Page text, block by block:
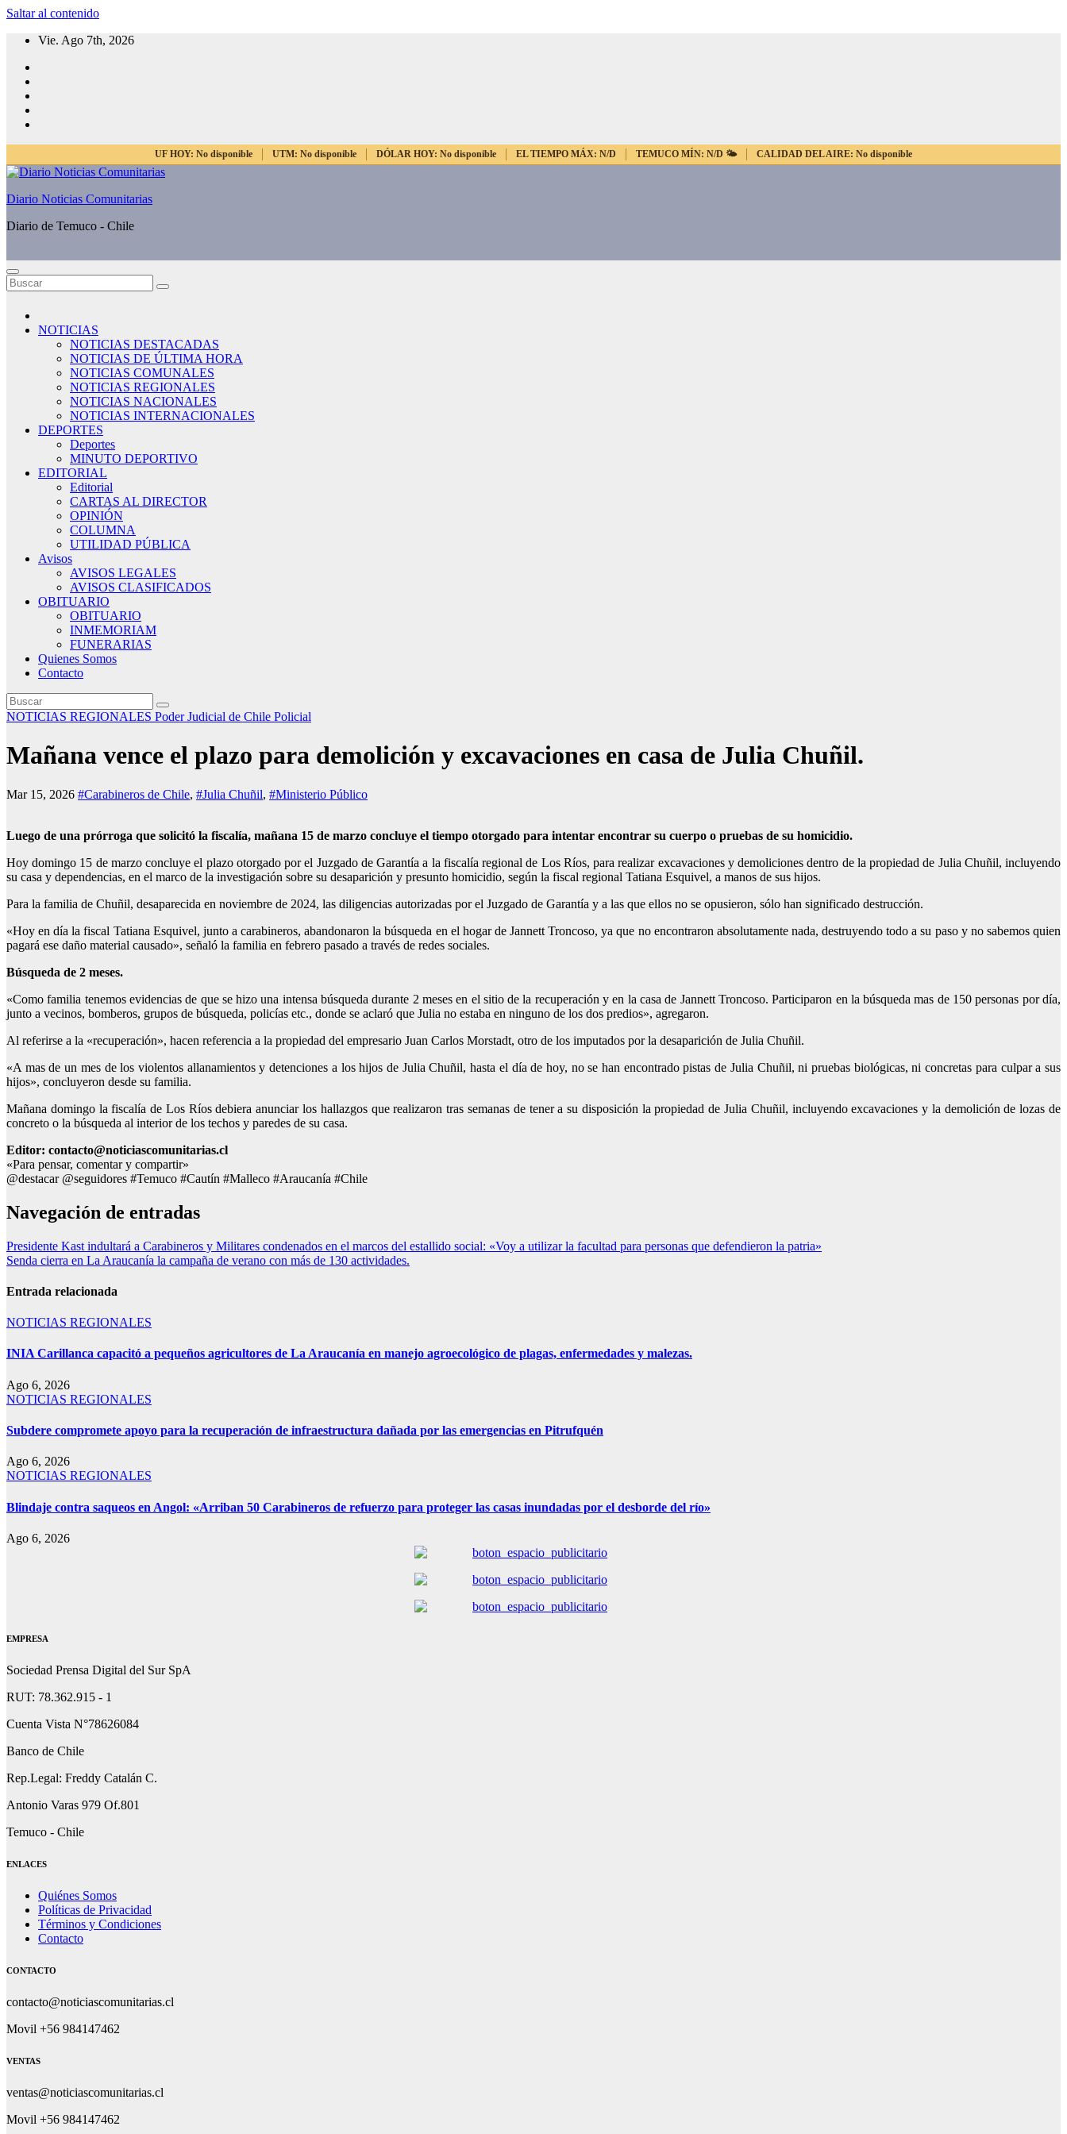
Saltar al contenido
Vie. Ago 7th, 2026
UF HOY: No disponible UTM: No disponible DÓLAR HOY: No disponible EL TIEMPO MÁX: N/D TEMUCO MÍN: N/D 🌤️ CALIDAD DEL AIRE: No disponible
Diario Noticias Comunitarias
Diario de Temuco - Chile
NOTICIAS
NOTICIAS DESTACADAS
NOTICIAS DE ÚLTIMA HORA
NOTICIAS COMUNALES
NOTICIAS REGIONALES
NOTICIAS NACIONALES
NOTICIAS INTERNACIONALES
DEPORTES
Deportes
MINUTO DEPORTIVO
EDITORIAL
Editorial
CARTAS AL DIRECTOR
OPINIÓN
COLUMNA
UTILIDAD PÚBLICA
Avisos
AVISOS LEGALES
AVISOS CLASIFICADOS
OBITUARIO
OBITUARIO
INMEMORIAM
FUNERARIAS
Quienes Somos
Contacto
NOTICIAS REGIONALES Poder Judicial de Chile Policial
Mañana vence el plazo para demolición y excavaciones en casa de Julia Chuñil.
Mar 15, 2026 #Carabineros de Chile, #Julia Chuñil, #Ministerio Público
Luego de una prórroga que solicitó la fiscalía, mañana 15 de marzo concluye el tiempo otorgado para intentar encontrar su cuerpo o pruebas de su homicidio.
Hoy domingo 15 de marzo concluye el plazo otorgado por el Juzgado de Garantía a la fiscalía regional de Los Ríos, para realizar excavaciones y demoliciones dentro de la propiedad de Julia Chuñil, incluyendo
su casa y dependencias, en el marco de la investigación sobre su desaparición y presunto homicidio, según la fiscal regional Tatiana Esquivel, a manos de sus hijos.
Para la familia de Chuñil, desaparecida en noviembre de 2024, las diligencias autorizadas por el Juzgado de Garantía y a las que ellos no se opusieron, sólo han significado destrucción.
«Hoy en día la fiscal Tatiana Esquivel, junto a carabineros, abandonaron la búsqueda en el hogar de Jannett Troncoso, ya que no encontraron absolutamente nada, destruyendo todo a su paso y no sabemos quien
pagará ese daño material causado», señaló la familia en febrero pasado a través de redes sociales.
Búsqueda de 2 meses.
«Como familia tenemos evidencias de que se hizo una intensa búsqueda durante 2 meses en el sitio de la recuperación y en la casa de Jannett Troncoso. Participaron en la búsqueda mas de 150 personas por día,
junto a vecinos, bomberos, grupos de búsqueda, policías etc., donde se aclaró que Julia no estaba en ninguno de los dos predios», agregaron.
Al referirse a la «recuperación», hacen referencia a la propiedad del empresario Juan Carlos Morstadt, otro de los imputados por la desaparición de Julia Chuñil.
«A mas de un mes de los violentos allanamientos y detenciones a los hijos de Julia Chuñil, hasta el día de hoy, no se han encontrado pistas de Julia Chuñil, ni pruebas biológicas, ni concretas para culpar a sus
hijos», concluyeron desde su familia.
Mañana domingo la fiscalía de Los Ríos debiera anunciar los hallazgos que realizaron tras semanas de tener a su disposición la propiedad de Julia Chuñil, incluyendo excavaciones y la demolición de lozas de
concreto o la búsqueda al interior de los techos y paredes de su casa.
Editor: contacto@noticiascomunitarias.cl
«Para pensar, comentar y compartir»
@destacar @seguidores #Temuco #Cautín #Malleco #Araucanía #Chile
Navegación de entradas
Presidente Kast indultará a Carabineros y Militares condenados en el marcos del estallido social: «Voy a utilizar la facultad para personas que defendieron la patria»
Senda cierra en La Araucanía la campaña de verano con más de 130 actividades.
Entrada relacionada
NOTICIAS REGIONALES
INIA Carillanca capacitó a pequeños agricultores de La Araucanía en manejo agroecológico de plagas, enfermedades y malezas.
Ago 6, 2026
NOTICIAS REGIONALES
Subdere compromete apoyo para la recuperación de infraestructura dañada por las emergencias en Pitrufquén
Ago 6, 2026
NOTICIAS REGIONALES
Blindaje contra saqueos en Angol: «Arriban 50 Carabineros de refuerzo para proteger las casas inundadas por el desborde del río»
Ago 6, 2026
EMPRESA
Sociedad Prensa Digital del Sur SpA
RUT: 78.362.915 - 1
Cuenta Vista N°78626084
Banco de Chile
Rep.Legal: Freddy Catalán C.
Antonio Varas 979 Of.801
Temuco - Chile
ENLACES
Quiénes Somos
Políticas de Privacidad
Términos y Condiciones
Contacto
CONTACTO
contacto@noticiascomunitarias.cl
Movil +56 984147462
VENTAS
ventas@noticiascomunitarias.cl
Movil +56 984147462